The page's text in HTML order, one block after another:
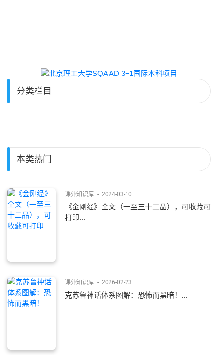
分类栏目
本类热门
课外知识库 - 2024-03-10
《金刚经》全文（一至三十二品），可收藏可
打印...
课外知识库 - 2026-02-23
克苏鲁神话体系图解：恐怖而黑暗！...